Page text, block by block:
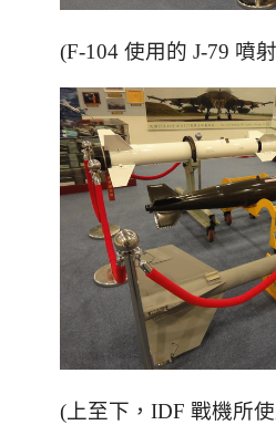
(F-104 使用的 J-79 噴
(上至下，IDF 戰機所